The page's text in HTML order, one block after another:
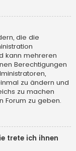
die die
kann mehreren
Berechtigungen
zu ändern und
zu machen
Forum zu geben.
trete ich ihnen